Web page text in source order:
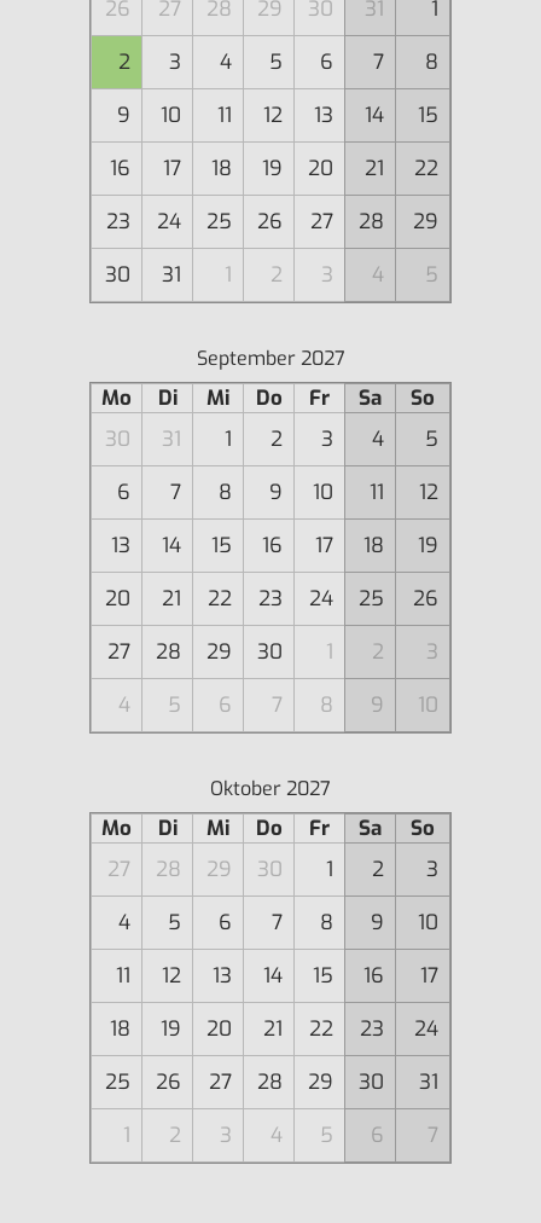
26 27 28 29 30 31
1
2
3 4 5 6 7
8
9
10 11 12 13 14
15
16
17 18 19 20 21
22
23
24 25 26 27 28
29
30
31 1 2 3 4 5
September 2027
Mo Di Mi Do Fr Sa
So
30
31 1 2 3 4
5
6
7 8 9 10 11
12
13
14 15 16 17 18
19
20
21 22 23 24 25
26
27
28 29 30 1 2
3
4
5 6 7 8 9 10
Oktober 2027
Mo Di Mi Do Fr Sa
So
27
28 29 30 1 2
3
4
5 6 7 8 9
10
11
12 13 14 15 16
17
18
19 20 21 22 23
24
25
26 27 28 29 30
31
1
2 3 4 5 6 7